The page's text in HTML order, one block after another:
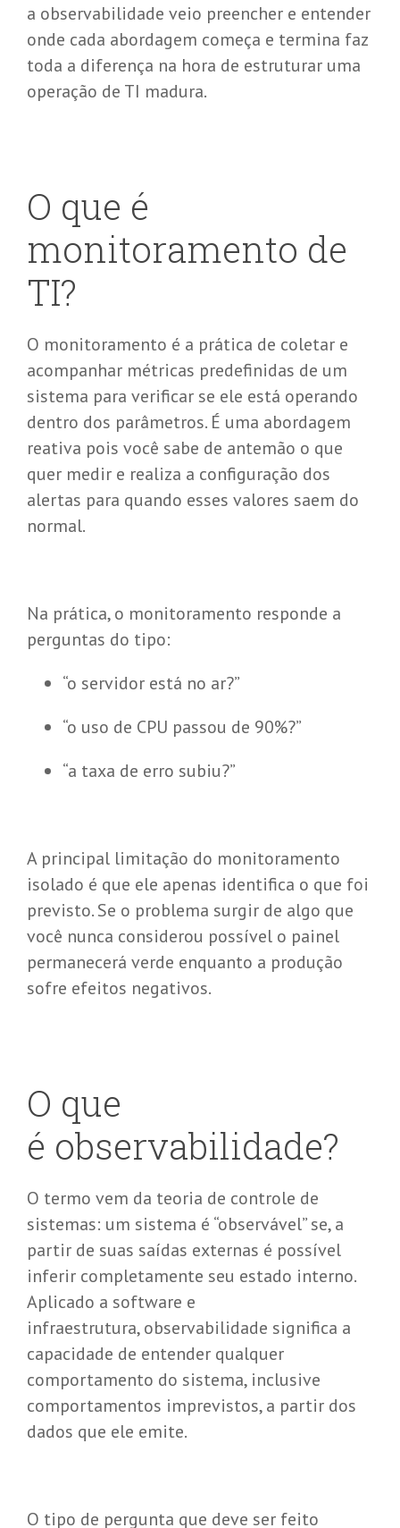
a observabilidade veio preencher e entender
onde cada abordagem começa e termina faz
toda a diferença na hora de estruturar uma
operação de TI madura.
O que é
monitoramento de
TI?
O monitoramento é a prática de coletar e
acompanhar métricas predefinidas de um
sistema para verificar se ele está operando
dentro dos parâmetros. É uma abordagem
reativa pois você sabe de antemão o que
quer medir e realiza a configuração dos
alertas para quando esses valores saem do
normal.
Na prática, o monitoramento responde a
perguntas do tipo:
“o servidor está no ar?”
“o uso de CPU passou de 90%?”
“a taxa de erro subiu?”
A principal limitação do monitoramento
isolado é que ele apenas identifica o que foi
previsto. Se o problema surgir de algo que
você nunca considerou possível o painel
permanecerá verde enquanto a produção
sofre efeitos negativos.
O que
é observabilidade?
O termo vem da teoria de controle de
sistemas: um sistema é “observável” se, a
partir de suas saídas externas é possível
inferir completamente seu estado interno.
Aplicado a software e
infraestrutura, observabilidade significa a
capacidade de entender qualquer
comportamento do sistema, inclusive
comportamentos imprevistos, a partir dos
dados que ele emite.
O tipo de pergunta que deve ser feito